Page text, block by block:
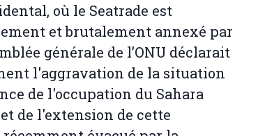
où le Seatrade est
et brutalement annexé par
générale de l’ONU déclarait
l'aggravation de la situation
de l'occupation du Sahara
de l'extension de cette